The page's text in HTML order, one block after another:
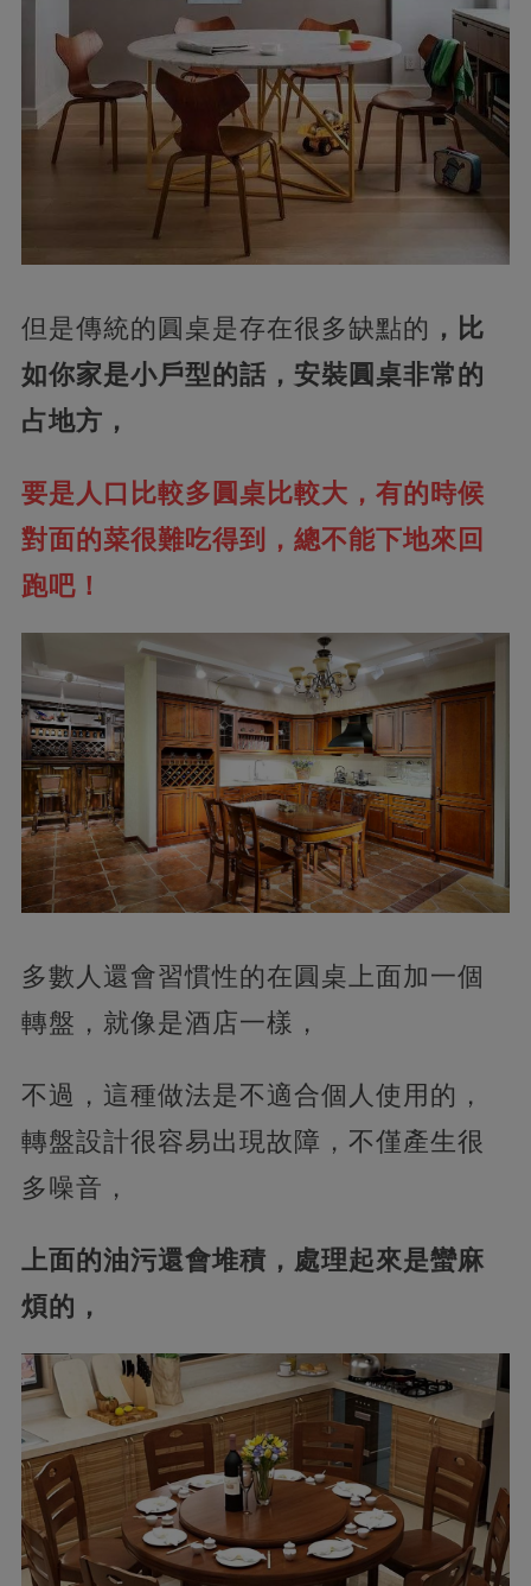
但是傳統的圓桌是存在很多缺點的 ，比
如你家是小戶型的話，安裝圓桌非常的
占地方，
要是人口比較多圓桌比較大，有的時候
對面的菜很難吃得到，總不能下地來回
跑吧！
多數人還會習慣性的在圓桌上面加一個
轉盤，就像是酒店一樣，
不過，這種做法是不適合個人使用的，
轉盤設計很容易出現故障，不僅產生很
多噪音，
上面的油污還會堆積，處理起來是蠻麻
煩的，